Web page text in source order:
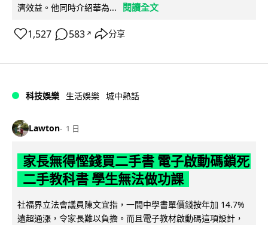
濟效益。他同時介紹華為...
閱讀全文
1,527 583 ↗ 分享
科技娛樂 生活娛樂 城中熱話
Lawton 1 日
家長無得慳錢買二手書 電子啟動碼鎖死
二手教科書 學生無法做功課
社福界立法會議員陳文宜指，一間中學書單價錢按年加 14.7%
遠超通漲，令家長難以負擔。而且電子教材啟動碼這項設計，